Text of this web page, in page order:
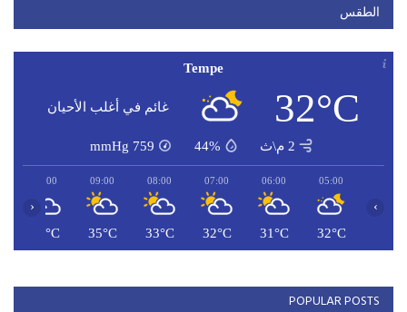
الطقس
Tempe
32°C غائم في أغلب الأحيان
2 م\ث 44%
759
mmHg
05:00
32°C
06:00
31°C
07:00
32°C
08:00
33°C
09:00
35°C
10:00
36°C
‹ ›
POPULAR POSTS